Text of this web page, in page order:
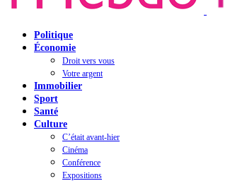
Politique
Économie
Droit vers vous
Votre argent
Immobilier
Sport
Santé
Culture
C’était avant-hier
Cinéma
Conférence
Expositions